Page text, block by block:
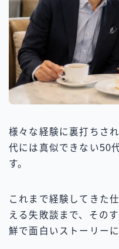
様々な経験に裏打ちさ
代には真似できない50
す。
これまで経験してきた
える失敗談まで、その
鮮で面白いストーリーに